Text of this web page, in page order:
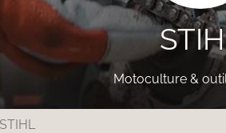
Motoculture &
STIHL